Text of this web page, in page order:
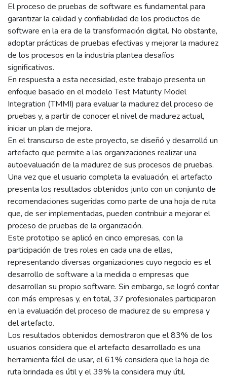
El proceso de pruebas de software es fundamental para
garantizar la calidad y confiabilidad de los productos de
software en la era de la transformación digital. No obstante,
adoptar prácticas de pruebas efectivas y mejorar la madurez
de los procesos en la industria plantea desafíos
significativos.
En respuesta a esta necesidad, este trabajo presenta un
enfoque basado en el modelo Test Maturity Model
Integration (TMMI) para evaluar la madurez del proceso de
pruebas y, a partir de conocer el nivel de madurez actual,
iniciar un plan de mejora.
En el transcurso de este proyecto, se diseñó y desarrolló un
artefacto que permite a las organizaciones realizar una
autoevaluación de la madurez de sus procesos de pruebas.
Una vez que el usuario completa la evaluación, el artefacto
presenta los resultados obtenidos junto con un conjunto de
recomendaciones sugeridas como parte de una hoja de ruta
que, de ser implementadas, pueden contribuir a mejorar el
proceso de pruebas de la organización.
Este prototipo se aplicó en cinco empresas, con la
participación de tres roles en cada una de ellas,
representando diversas organizaciones cuyo negocio es el
desarrollo de software a la medida o empresas que
desarrollan su propio software. Sin embargo, se logró contar
con más empresas y, en total, 37 profesionales participaron
en la evaluación del proceso de madurez de su empresa y
del artefacto.
Los resultados obtenidos demostraron que el 83% de los
usuarios considera que el artefacto desarrollado es una
herramienta fácil de usar, el 61% considera que la hoja de
ruta brindada es útil y el 39% la considera muy útil.